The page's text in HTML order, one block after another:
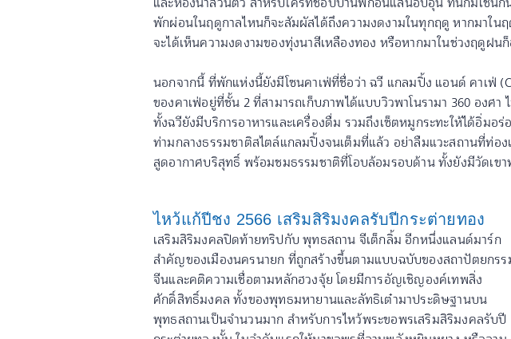
พักผ่อนในฤดูกาลไหนก็จะสัมผัสได้ถึงความงดงามในทุกฤดู หากมาใน
จะได้เห็นความงดงามของทุ่งนาสีเหลืองทอง หรือหากมาในช่วงฤดูฝน
นอกจากนี้ ที่พักแห่งนี้ยังมีโซนคาเฟ่ที่ชื่อว่า ฉวี แกลมปิ้ง แอนด์ คาเฟ่
ของคาเฟ่อยู่ที่ชั้น 2 ที่สามารถเก็บภาพได้แบบวิวพาโนรามา 360 องศ
ทั้งฉวียังมีบริการอาหารและเครื่องดื่ม รวมถึงเซ็ตหมูกระทะให้ได้อิ่ม
ท่ามกลางธรรมชาติสไตล์แกลมปิ้งจนเต็มที่แล้ว อย่าลืมแวะสถานที่ท่อ
สูดอากาศบริสุทธิ์ พร้อมชมธรรมชาติที่โอบล้อมรอบด้าน ทั้งยังมีวัดเข
ไหว้แก้ปีชง 2566 เสริมสิริมงคลรับปีกระต่ายทอง
เสริมสิริมงคลปิดท้ายทริปกับ พุทธสถาน จีเต็กลิ้ม อีกหนึ่งแลนด์มาร์ก
สำคัญของเมืองนครนายก ที่ถูกสร้างขึ้นตามแบบฉบับของสถาปัตยกร
จีนและคติความเชื่อตามหลักฮวงจุ้ย โดยมีการอัญเชิญองค์เทพสิ่ง
ศักดิ์สิทธิ์มงคล ทั้งของพุทธมหายานและลัทธิเต๋ามาประดิษฐานบน
พุทธสถานเป็นจำนวนมาก สำหรับการไหว้พระขอพรเสริมสิริมงคลรับปี